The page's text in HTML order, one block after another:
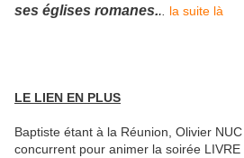
ses églises romanes.. la suite là
LE LIEN EN PLUS
Baptiste étant à la Réunion, Olivier
concurrent pour animer la soirée